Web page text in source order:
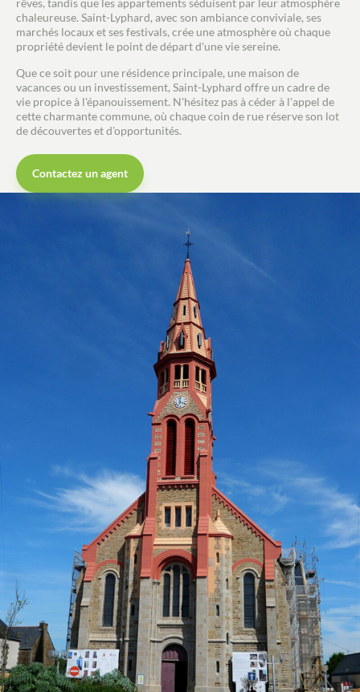
rêves, tandis que les appartements séduisent par leur atmosphère
chaleureuse. Saint-Lyphard, avec son ambiance conviviale, ses
marchés locaux et ses festivals, crée une atmosphère où chaque
propriété devient le point de départ d'une vie sereine.
Que ce soit pour une résidence principale, une maison de
vacances ou un investissement, Saint-Lyphard offre un cadre de
vie propice à l'épanouissement. N'hésitez pas à céder à l'appel de
cette charmante commune, où chaque coin de rue réserve son lot
de découvertes et d'opportunités.
Contactez un agent